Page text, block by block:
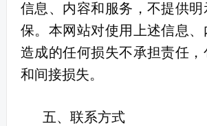
信息、内容和服务，不提供明
保。本网站对使用上述信息
造成的任何损失不承担责任
和间接损失。
五、联系方式